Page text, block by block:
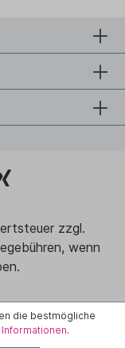
zzgl.
wenn
die bestmögliche
.